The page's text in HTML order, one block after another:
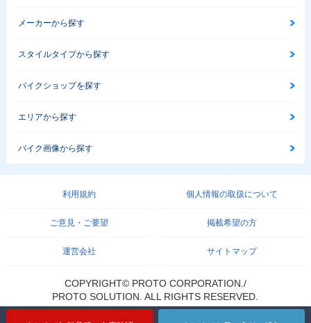
メーカーから探す
スタイルタイプから探す
バイクショップを探す
エリアから探す
バイク画像から探す
利用規約 個人情報の取扱について
ご意見・ご要望 掲載希望の方
運営会社 サイトマップ
COPYRIGHT© PROTO CORPORATION./
PROTO SOLUTION. ALL RIGHTS RESERVED.